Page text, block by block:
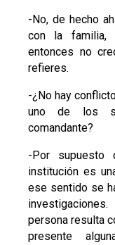
-No, de hecho
con la familia,
entonces no
refieres.
-¿No hay
uno de los
comandante?
-Por supuesto
institución es
ese sentido se
persona resulta
presente